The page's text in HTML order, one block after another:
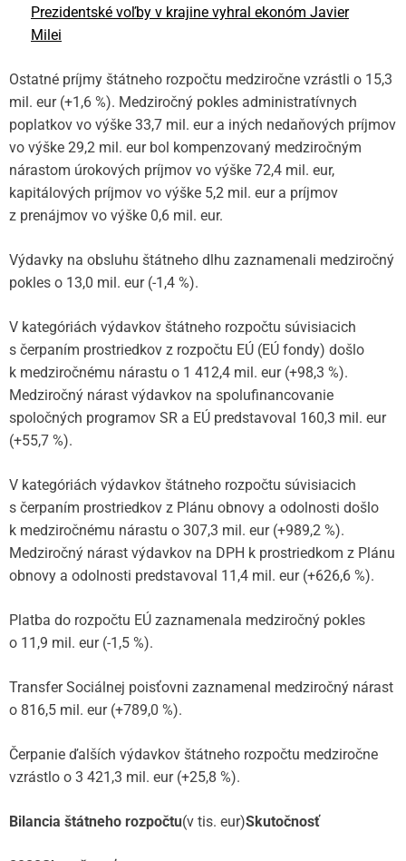
Prezidentské voľby v krajine vyhral ekonóm Javier
Milei
Ostatné príjmy štátneho rozpočtu medziročne vzrástli o 15,3
mil. eur (+1,6 %). Medziročný pokles administratívnych
poplatkov vo výške 33,7 mil. eur a iných nedaňových príjmov
vo výške 29,2 mil. eur bol kompenzovaný medziročným
nárastom úrokových príjmov vo výške 72,4 mil. eur,
kapitálových príjmov vo výške 5,2 mil. eur a príjmov
z prenájmov vo výške 0,6 mil. eur.
Výdavky na obsluhu štátneho dlhu zaznamenali medziročný
pokles o 13,0 mil. eur (-1,4 %).
V kategóriách výdavkov štátneho rozpočtu súvisiacich
s čerpaním prostriedkov z rozpočtu EÚ (EÚ fondy) došlo
k medziročnému nárastu o 1 412,4 mil. eur (+98,3 %).
Medziročný nárast výdavkov na spolufinancovanie
spoločných programov SR a EÚ predstavoval 160,3 mil. eur
(+55,7 %).
V kategóriách výdavkov štátneho rozpočtu súvisiacich
s čerpaním prostriedkov z Plánu obnovy a odolnosti došlo
k medziročnému nárastu o 307,3 mil. eur (+989,2 %).
Medziročný nárast výdavkov na DPH k prostriedkom z Plánu
obnovy a odolnosti predstavoval 11,4 mil. eur (+626,6 %).
Platba do rozpočtu EÚ zaznamenala medziročný pokles
o 11,9 mil. eur (-1,5 %).
Transfer Sociálnej poisťovni zaznamenal medziročný nárast
o 816,5 mil. eur (+789,0 %).
Čerpanie ďalších výdavkov štátneho rozpočtu medziročne
vzrástlo o 3 421,3 mil. eur (+25,8 %).
Bilancia štátneho rozpočtu(v tis. eur)Skutočnosť